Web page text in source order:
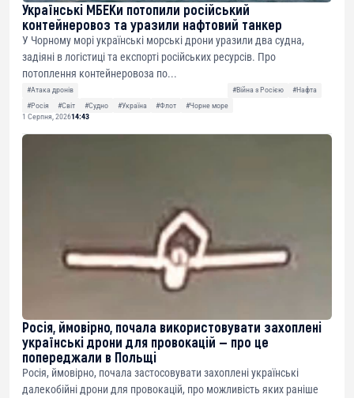
Українські МБЕКи потопили російський
контейнеровоз та уразили нафтовий танкер
У Чорному морі українські морські дрони уразили два судна,
задіяні в логістиці та експорті російських ресурсів. Про
потоплення контейнеровоза по...
#Атака дронів #Війна з Росією
#Нафта
#Росія
#Світ #Судно #Україна #Флот
#Чорне море
1 Серпня, 202614:43
Росія, ймовірно, почала використовувати захоплені
українські дрони для провокацій — про це
попереджали в Польщі
Росія, ймовірно, почала застосовувати захоплені українські
далекобійні дрони для провокацій, про можливість яких раніше